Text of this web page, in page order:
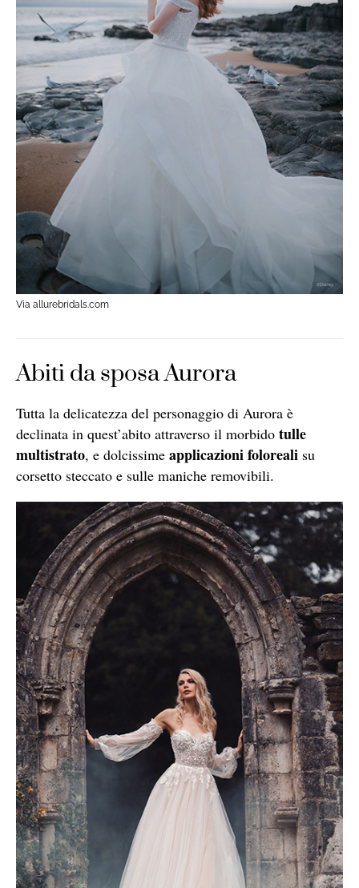
Via allurebridals.com
Abiti da sposa Aurora
Tutta la delicatezza del personaggio di Aurora è
declinata in quest’abito attraverso il morbido tulle
multistrato, e dolcissime applicazioni foloreali su
corsetto steccato e sulle maniche removibili.